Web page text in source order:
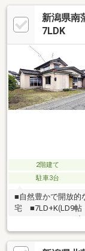
も安心して新生活
チン：システムキ
面：洗面化粧台新
装白あり防蟻工事
新潟県南
7LDK
2階建て
駐車3台
■自然豊かで開放的
宅 ■7LD+K(LD9